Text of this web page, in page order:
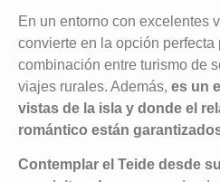
En un entorno con excelentes
convierte en la opción
combinación entre turismo de
viajes rurales. Además, es un
vistas de la isla y donde el
romántico están
Contemplar el Teide desde